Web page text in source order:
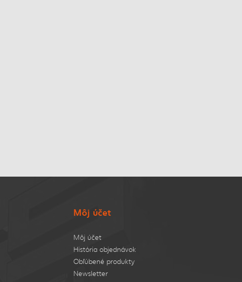
Môj účet
Môj účet
História objednávok
Obľúbené produkty
Newsletter